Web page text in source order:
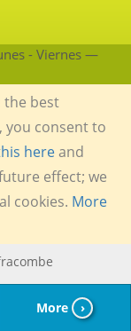
- Viernes —
the best
you consent to
hereand
effect; we
cookies. More
More ›